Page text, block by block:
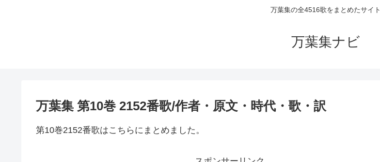
万葉集の全4516歌をまとめたサイト
万葉集ナビ
万葉集 第10巻 2152番歌/作者・原文・時代・歌・訳
第10巻2152番歌はこちらにまとめました。